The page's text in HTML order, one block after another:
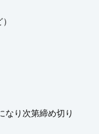
次第締め切り